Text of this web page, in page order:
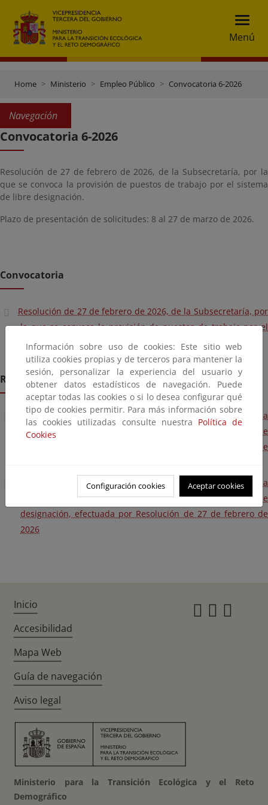
Menú
Home Ministerio Empleo Público Convocatoria 6-2026
Navegación
Convocatoria 6-2026
Resolución de 27 de febrero de 2026, de la Subsecretaría, por la
que se convoca la provisión de puestos de trabajo por el sistema
de libre designación.
Plazo de presentación de solicitudes: 8 al 27 de marzo de 2026.
Convocatoria
Resolución de 27 de febrero de 2026, de la Subsecretaría, por
la que se convoca la provisión de puestos de trabajo por el
sistema de libre designación.
Resolución
Resolución de 22 de abril de 2026, de la Subsecretaría, por la
que se resuelve parcialmente la convocatoria de libre
designación, efectuada por Resolución de 27 de febrero de
Resolución de 29 de mayo de 2026, de la Subsecretaría, por la
que se resuelve parcialmente la convocatoria de libre
designación, efectuada por Resolución de 27 de febrero de
2026
Información sobre uso de cookies: Este sitio web
utiliza cookies propias y de terceros para mantener la
sesión, personalizar la experiencia del usuario y
obtener datos estadísticos de navegación. Puede
aceptar todas las cookies o si lo desea configurar qué
tipo de cookies permitir. Para más información sobre
las cookies utilizadas consulte nuestra Política de
Cookies
Configuración cookies Aceptar cookies
Inicio
Accesibilidad
Mapa Web
Guía de navegación
Aviso legal
Ministerio para la Transición Ecológica y el Reto
Demográfico